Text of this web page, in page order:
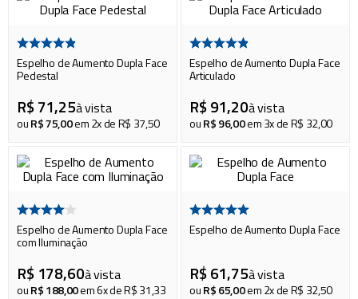
Espelho de Aumento Dupla Face
Pedestal
R$ 71,25à vista
ouR$75,00em2x deR$ 37,50
Espelho de Aumento Dupla Face
Articulado
R$ 91,20à vista
ouR$96,00em3x deR$ 32,00
Espelho de Aumento Dupla Face
com Iluminação
R$ 178,60à vista
ouR$188,00em6x deR$31,33
Espelho de Aumento Dupla Face
R$ 61,75à vista
ouR$65,00em2x deR$ 32,50
escada
6º caixa térmica
7º churrasco
8 º piscina
9º cadeira praia
10 cadeiras